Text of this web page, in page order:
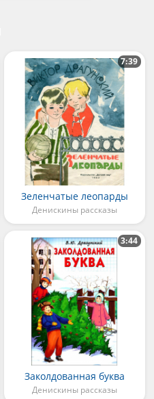
Зеленчатые леопарды
Денискины рассказы
7:39
Заколдованная буква
Денискины рассказы
3:44